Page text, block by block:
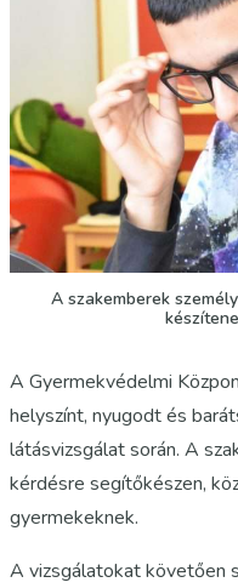
A szakemberek
A Gyermekvédelmi
helyszínt, nyugodt és
látásvizsgálat során. A
kérdésre segítőkészen,
gyermekeknek.
A vizsgálatokat követően